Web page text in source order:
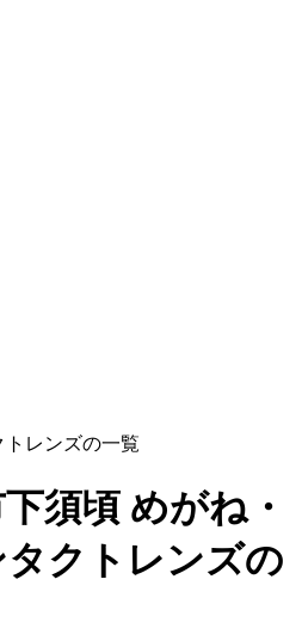
レンズの一覧
須頃 めがね・
クトレンズの